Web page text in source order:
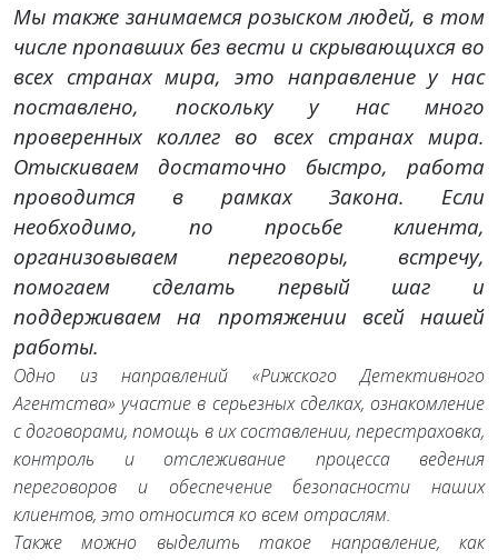
Мы также занимаемся розыском людей, в том
числе пропавших без вести и скрывающихся во
всех странах мира, это направление у нас
поставлено, поскольку у нас много
проверенных коллег во всех странах мира.
Отыскиваем достаточно быстро, работа
проводится в рамках Закона. Если
необходимо, по просьбе клиента,
организовываем переговоры, встречу,
помогаем сделать первый шаг и
поддерживаем на протяжении всей нашей
работы.
Одно из направлений «Рижского Детективного
Агентства» участие в серьезных сделках, ознакомление
с договорами, помощь в их составлении, перестраховка,
контроль и отслеживание процесса ведения
переговоров и обеспечение безопасности наших
клиентов, это относится ко всем отраслям.
Также можно выделить такое направление, как